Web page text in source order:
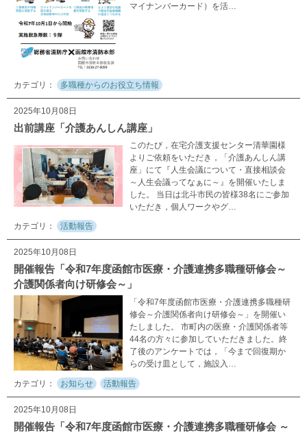
マイナンバーカード）を活…
多職種からのお役立ち情報
2025年10月08日
出前講座「介護あんしん講座」
このたび，在宅介護支援センター清華園様
よりご依頼をいただき，「介護あんしん講
座」にて『人生会議について・直接相談会
～人生会議ってなぁに～』を開催いたしま
した。 当日は北斗市民の皆様38名にご参加
いただき，個人ワークやグ…
活動報告
2025年10月08日
開催報告「令和7年度函館市医療・介護連携多職種研修会～
介護関係者向け研修会～」
「令和7年度函館市医療・介護連携多職種研
修会～介護関係者向け研修会～」を開催い
たしました。 市町内の医療・介護関係者等
44名の方々に参加していただきました。終
了後のアンケートでは，「今まで回復期か
らの受け皿として，施設入…
お知らせ 活動報告
2025年10月08日
開催報告「令和7年度函館市医療・介護連携多職種研修会 ～